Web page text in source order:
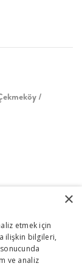
/
×
etmek için
ilişkin bilgileri,
ve analiz